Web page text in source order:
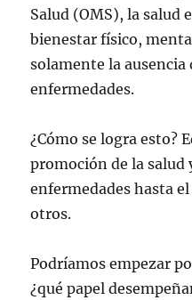
Salud (OMS), la salud
bienestar físico,
solamente la ausencia
enfermedades.
¿Cómo se logra esto?
promoción de la salud
enfermedades hasta
otros.
Podríamos empezar
¿qué papel